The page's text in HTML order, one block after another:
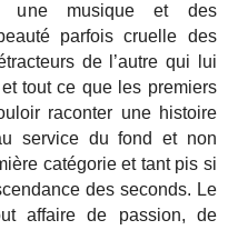
une musique et des
parfois cruelle des
de l’autre qui lui
tout ce que les premiers
raconter une histoire
service du fond et non
catégorie et tant pis si
des seconds. Le
affaire de passion, de